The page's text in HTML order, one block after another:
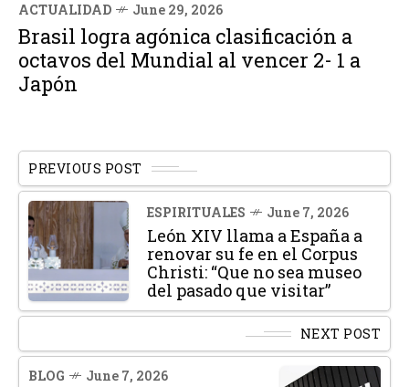
ACTUALIDAD June 29, 2026
Brasil logra agónica clasificación a
octavos del Mundial al vencer 2- 1 a
Japón
PREVIOUS POST
ESPIRITUALES June 7, 2026
León XIV llama a España a
renovar su fe en el Corpus
Christi: “Que no sea museo
del pasado que visitar”
NEXT POST
BLOG June 7, 2026